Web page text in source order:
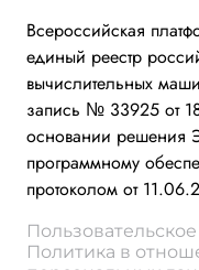
Всероссийская
единый реестр
вычислительных
запись № 33925 от
основании решения
программному
протоколом от
Политика в